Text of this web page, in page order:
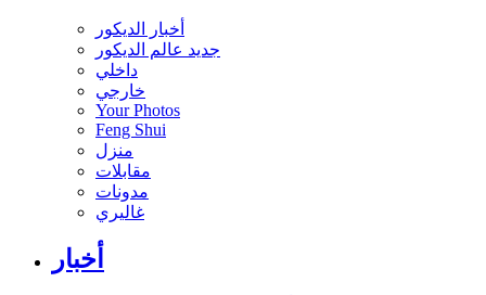
أخبار الديكور
جديد عالم الديكور
داخلي
خارجي
Your Photos
Feng Shui
منزل
مقابلات
مدونات
غاليري
أخبار